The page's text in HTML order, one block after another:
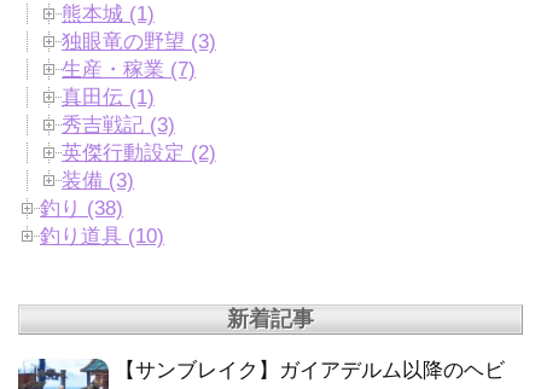
熊本城 (1)
独眼竜の野望 (3)
生産・稼業 (7)
真田伝 (1)
秀吉戦記 (3)
英傑行動設定 (2)
装備 (3)
釣り (38)
釣り道具 (10)
新着記事
【サンブレイク】ガイアデルム以降のヘビ